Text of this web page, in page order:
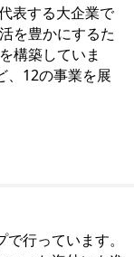
表する大企業で
を豊かにするた
構築していま
、12の事業を展
行っています。